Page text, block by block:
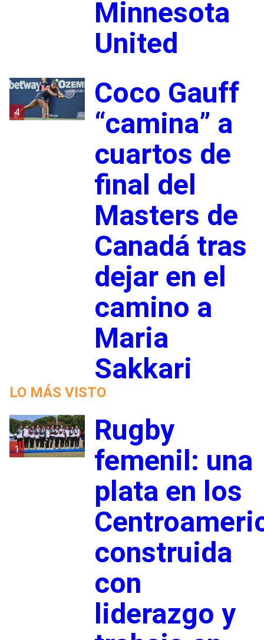
Minnesota
United
4
Coco Gauff
“camina” a
cuartos de
final del
Masters de
Canadá tras
dejar en el
camino a
Maria
Sakkari
LO MÁS VISTO
1
Rugby
femenil: una
plata en los
construida
con
liderazgo y